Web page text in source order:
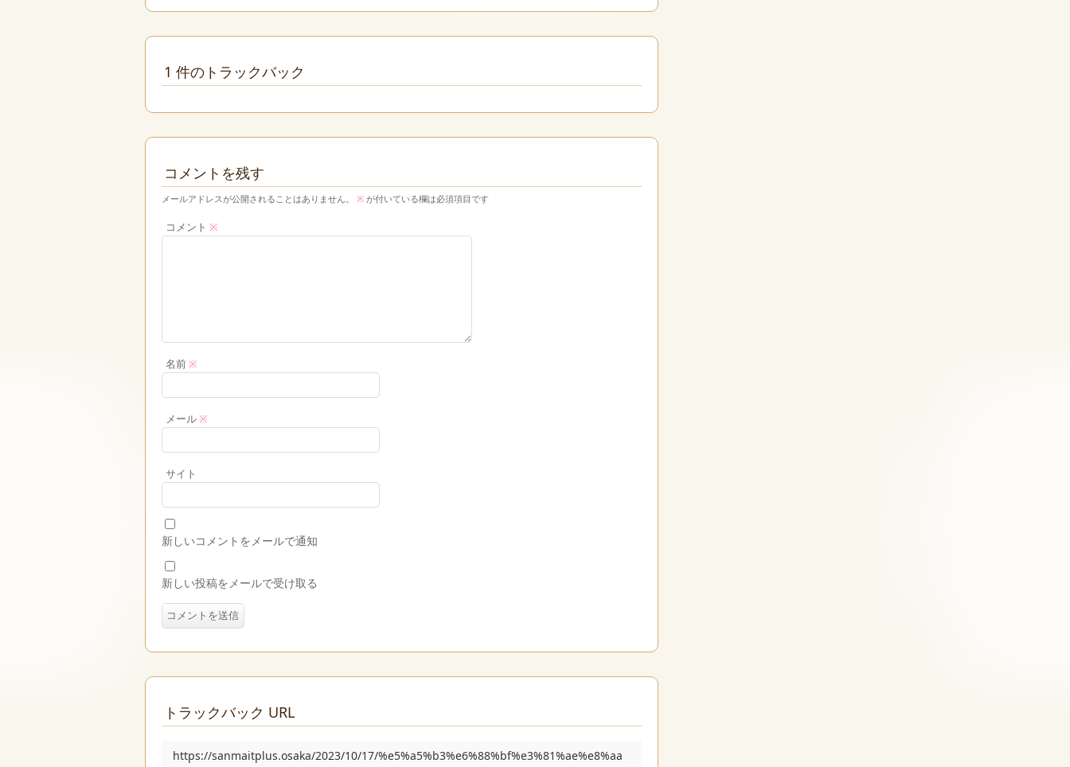
1 件のトラックバック
コメントを残す
メールアドレスが公開されることはありません。 ※ が付いている欄は必須項目です
コメント ※
名前※
メール※
サイト
新しいコメントをメールで通知
新しい投稿をメールで受け取る
トラックバック URL
https://sanmaitplus.osaka/2023/10/17/%e5%a5%b3%e6%88%bf%e3%81%ae%e8%aa